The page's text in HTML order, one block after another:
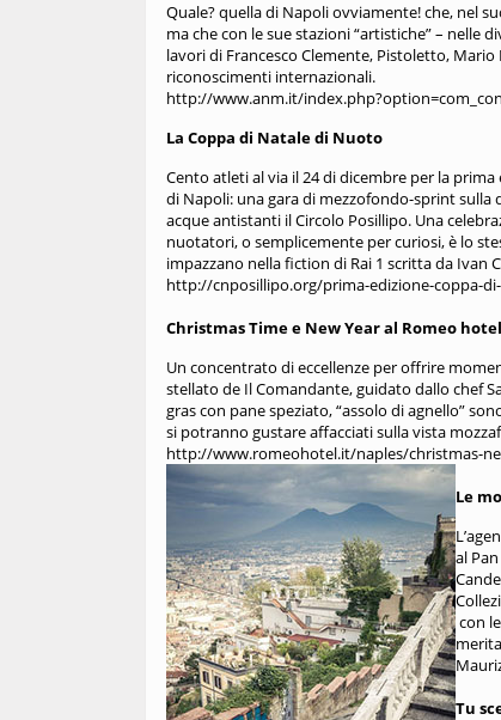
Quale? quella di Napoli ovviamente! che, nel
ma che con le sue stazioni “artistiche” – nelle
lavori di Francesco Clemente, Pistoletto,
riconoscimenti internazionali.
http://www.anm.it/
La Coppa di Natale di Nuoto
Cento atleti al via il 24 di dicembre per la
di Napoli: una gara di mezzofondo-sprint sulla
acque antistanti il Circolo Posillipo. Una
nuotatori, o semplicemente per curiosi, è lo
impazzano nella fiction di Rai 1 scritta da Ivan
http://cnposillipo.org/prima-edizione-coppa-
Christmas Time e New Year al Romeo
Un concentrato di eccellenze per offrire
stellato de Il Comandante, guidato dallo chef
gras con pane speziato, “assolo di agnello”
si potranno gustare affacciati sulla vista
http://www.romeohotel.it/naples/christmas-
Le
al
con
Tu